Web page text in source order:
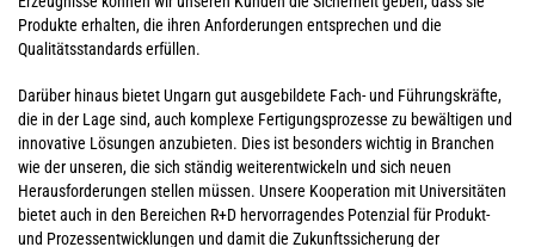
Produkte erhalten, die ihren Anforderungen entsprechen und die
Qualitätsstandards erfüllen.
Darüber hinaus bietet Ungarn gut ausgebildete Fach- und Führungskräfte,
die in der Lage sind, auch komplexe Fertigungsprozesse zu bewältigen und
innovative Lösungen anzubieten. Dies ist besonders wichtig in Branchen
wie der unseren, die sich ständig weiterentwickeln und sich neuen
Herausforderungen stellen müssen. Unsere Kooperation mit Universitäten
bietet auch in den Bereichen R+D hervorragendes Potenzial für Produkt-
und Prozessentwicklungen und damit die Zukunftssicherung der